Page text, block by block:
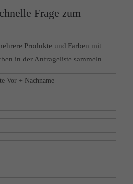
Frage zum
Produkte und Farben mit
in der Anfrageliste sammeln.